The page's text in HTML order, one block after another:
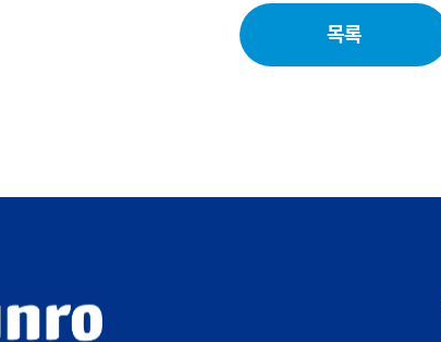
목록